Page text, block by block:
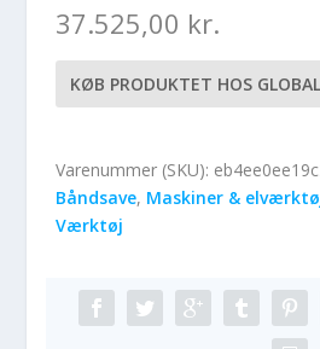
37.525,00 kr.
KØB PRODUKTET HOS
Varenummer (SKU):
Båndsave, Maskiner &
Værktøj